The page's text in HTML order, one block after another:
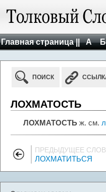
Главная страница || А
ПОИСК
ЛОХМАТОСТЬ
ЛОХМАТОСТЬ ж. см.
ПРЕДЫДУЩЕЕ
ЛОХМАТИТЬСЯ